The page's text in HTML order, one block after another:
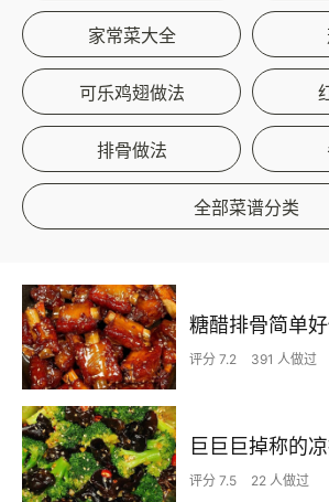
家常菜大全
可乐鸡翅做法
排骨做法
全部菜谱分类
糖醋排骨简单
评分 7.2 391 人做过
巨巨巨掉称的
评分 7.5 22 人做过